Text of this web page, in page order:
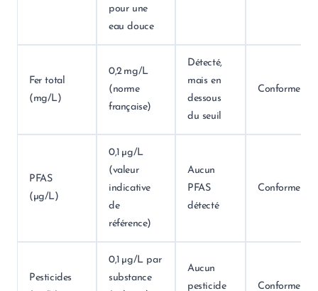
pour une
eau douce
Fer total
(mg/L)
0,2 mg/L
(norme
française)
Détecté,
mais en
dessous
du seuil
Conforme
PFAS
(µg/L)
0,1 µg/L
(valeur
indicative
de
référence)
Aucun
PFAS
détecté
Conforme
Pesticides
0,1 µg/L par
substance
Aucun
pesticide
Conforme